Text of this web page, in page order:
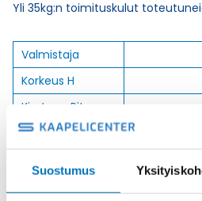
Suostumus
Yli 35kg:n toimituskulut
Valmistaja
Korkeus H
Kierteen Pituus
Gl
Tuotenimi/Malli
Etim 7